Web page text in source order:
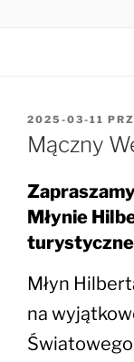
OPUBLIKOWANE
W
2025-03-11
Mączny
Młynie
Młyn
na